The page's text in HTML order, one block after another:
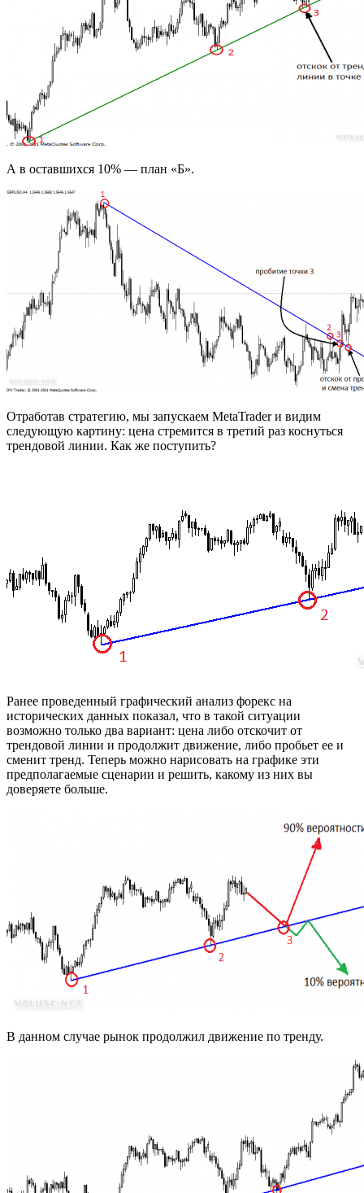
А в оставшихся 10% — план «Б».
Отработав стратегию, мы запускаем MetaTrader и видим
следующую картину: цена стремится в третий раз коснуться
трендовой линии. Как же поступить?
Ранее проведенный графический анализ форекс на
исторических данных показал, что в такой ситуации
возможно только два вариант: цена либо отскочит от
трендовой линии и продолжит движение, либо пробьет ее и
сменит тренд. Теперь можно нарисовать на графике эти
предполагаемые сценарии и решить, какому из них вы
доверяете больше.
В данном случае рынок продолжил движение по тренду.